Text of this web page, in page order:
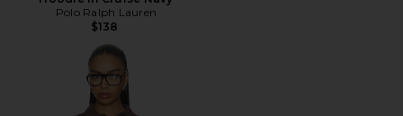
Polo Ralph Lauren
$138